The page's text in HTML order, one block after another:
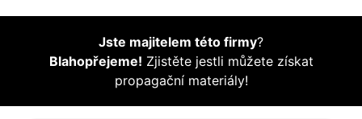
Jste majitelem této firmy?
Blahopřejeme! Zjistěte jestli můžete získat
propagační materiály!